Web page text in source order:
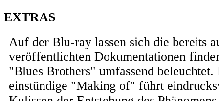
EXTRAS
Auf der Blu-ray lassen sich die bereits
veröffentlichten Dokumentationen
"Blues Brothers" umfassend beleuchtet.
einstündige "Making of" führt